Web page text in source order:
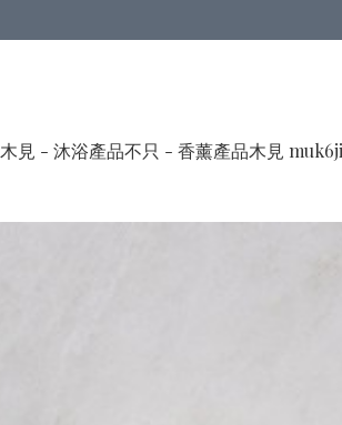
木見 - 沐浴產品不只 - 香薰產品木見